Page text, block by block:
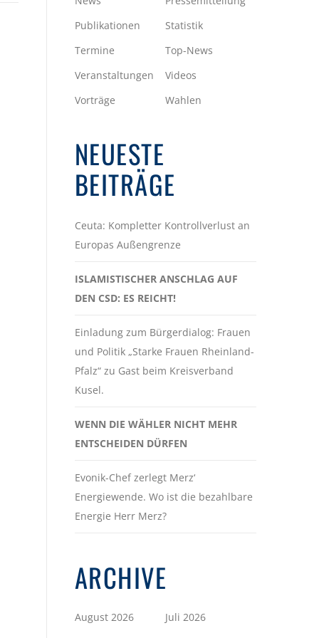
Publikationen
Statistik
Termine
Top-News
Veranstaltungen
Videos
Vorträge
Wahlen
NEUESTE
BEITRÄGE
Ceuta: Kompletter Kontrollverlust an
Europas Außengrenze
ISLAMISTISCHER ANSCHLAG AUF
DEN CSD: ES REICHT!
Einladung zum Bürgerdialog: Frauen
und Politik „Starke Frauen Rheinland-
Pfalz“ zu Gast beim Kreisverband
Kusel.
WENN DIE WÄHLER NICHT MEHR
ENTSCHEIDEN DÜRFEN
Evonik-Chef zerlegt Merz‘
Energiewende. Wo ist die bezahlbare
Energie Herr Merz?
ARCHIVE
August 2026
Juli 2026